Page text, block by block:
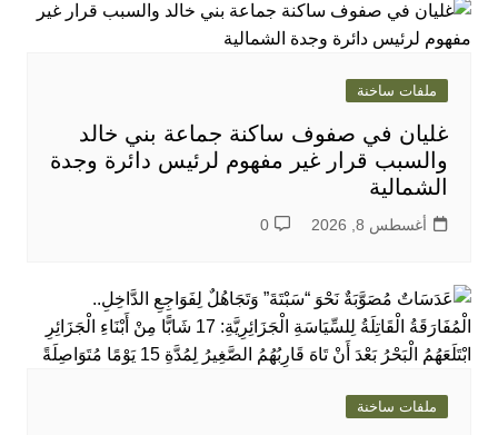
ملفات ساخنة
غليان في صفوف ساكنة جماعة بني خالد
والسبب قرار غير مفهوم لرئيس دائرة وجدة
الشمالية
أغسطس 8, 2026 0
ملفات ساخنة